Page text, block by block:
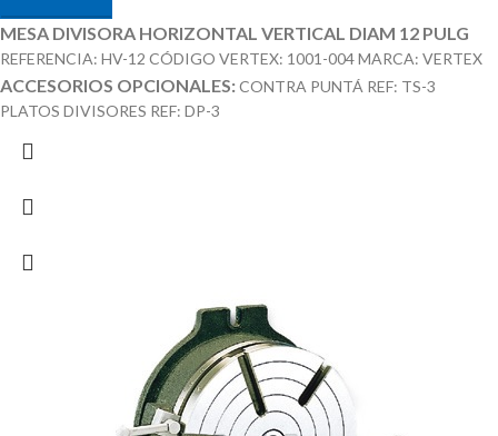
MESA DIVISORA HORIZONTAL VERTICAL DIAM 12 PULG
REFERENCIA: HV-12 CÓDIGO VERTEX: 1001-004 MARCA: VERTEX
ACCESORIOS OPCIONALES:CONTRA PUNTÁ REF: TS-3
PLATOS DIVISORES REF: DP-3